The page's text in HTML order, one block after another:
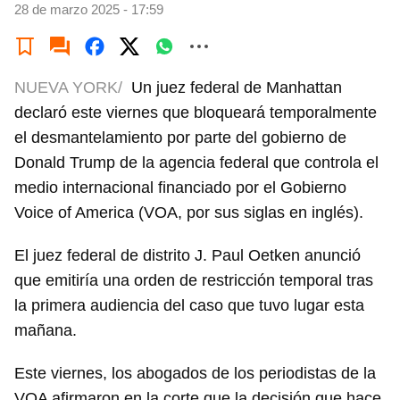
28 de marzo 2025 - 17:59
NUEVA YORK/ Un juez federal de Manhattan
declaró este viernes que bloqueará temporalmente
el desmantelamiento por parte del gobierno de
Donald Trump de la agencia federal que controla el
medio internacional financiado por el Gobierno
Voice of America (VOA, por sus siglas en inglés).
El juez federal de distrito J. Paul Oetken anunció
que emitiría una orden de restricción temporal tras
la primera audiencia del caso que tuvo lugar esta
mañana.
Este viernes, los abogados de los periodistas de la